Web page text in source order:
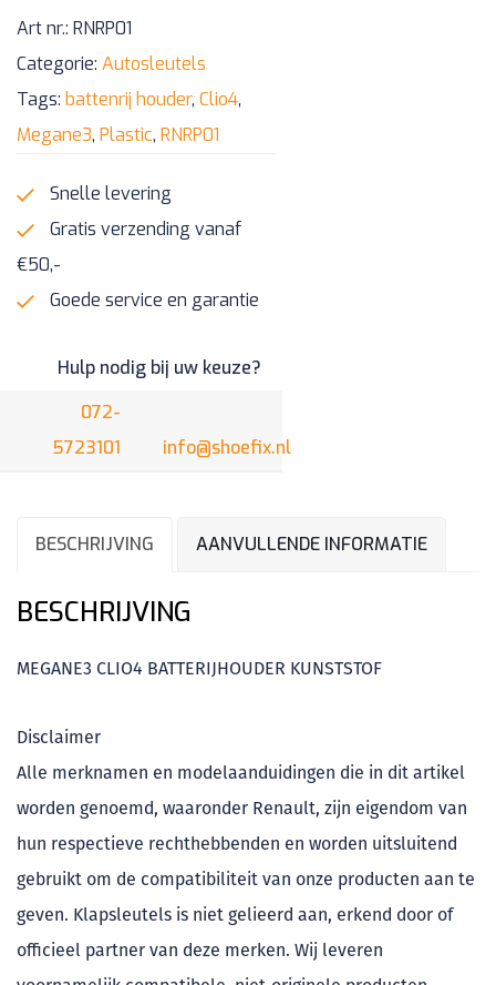
Art nr.: RNRP01
Categorie: Autosleutels
Tags: battenrij houder, Clio4,
Megane3, Plastic, RNRP01
Snelle levering
Gratis verzending vanaf
€50,-
Goede service en garantie
Hulp nodig bij uw keuze?
072-
5723101
info@shoefix.nl
BESCHRIJVING AANVULLENDE INFORMATIE
BESCHRIJVING
MEGANE3 CLIO4 BATTERIJHOUDER KUNSTSTOF
Disclaimer
Alle merknamen en modelaanduidingen die in dit artikel
worden genoemd, waaronder Renault, zijn eigendom van
hun respectieve rechthebbenden en worden uitsluitend
gebruikt om de compatibiliteit van onze producten aan te
geven. Klapsleutels is niet gelieerd aan, erkend door of
officieel partner van deze merken. Wij leveren